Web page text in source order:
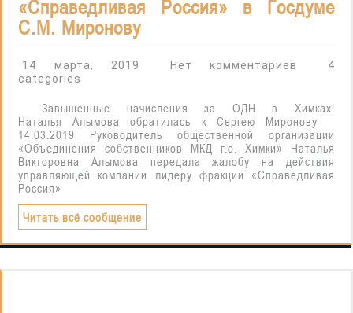
«Справедливая Россия» в Госдуме
С.М. Миронову
14 марта, 2019 Нет комментариев
4
categories
Завышенные начисления за ОДН в Химках:
Наталья Алымова обратилась к Сергею Миронову
14.03.2019 Руководитель общественной организации
«Объединения собственников МКД г.о. Химки» Наталья
Викторовна Алымова передала жалобу на действия
управляющей компании лидеру фракции «Справедливая
Россия»
Читать всё сообщение